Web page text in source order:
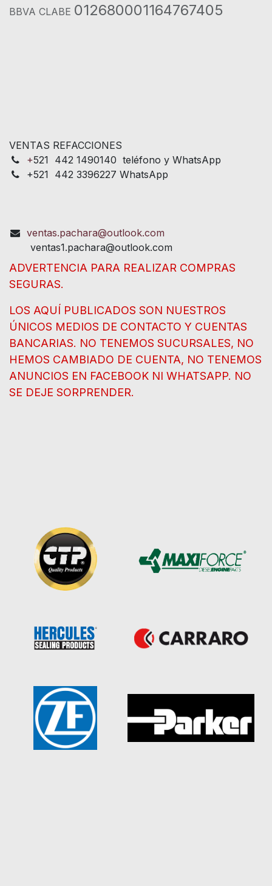
BBVA CLABE 012680001164767405
VENTAS REFACCIONES
+521 442 1490140 teléfono y WhatsApp
+521 442 3396227 WhatsApp
ventas.pachara@outlook.com
ventas1.pachara@outlook.com
ADVERTENCIA PARA REALIZAR COMPRAS
SEGURAS.
LOS AQUÍ PUBLICADOS SON NUESTROS
ÚNICOS MEDIOS DE CONTACTO Y CUENTAS
BANCARIAS. NO TENEMOS SUCURSALES, NO
HEMOS CAMBIADO DE CUENTA, NO TENEMOS
ANUNCIOS EN FACEBOOK NI WHATSAPP. NO
SE DEJE SORPRENDER.